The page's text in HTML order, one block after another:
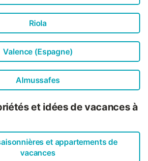
Riola
Valence (Espagne)
Almussafes
et idées de vacances à
et appartements de
vacances